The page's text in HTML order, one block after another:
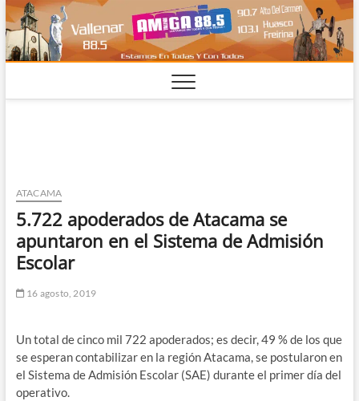
Saltar
al
contenido
ATACAMA
5.722 apoderados de Atacama se
apuntaron en el Sistema de Admisión
Escolar
16 agosto, 2019
Un total de cinco mil 722 apoderados; es decir, 49 % de los que
se esperan contabilizar en la región Atacama, se postularon en
el Sistema de Admisión Escolar (SAE) durante el primer día del
operativo.